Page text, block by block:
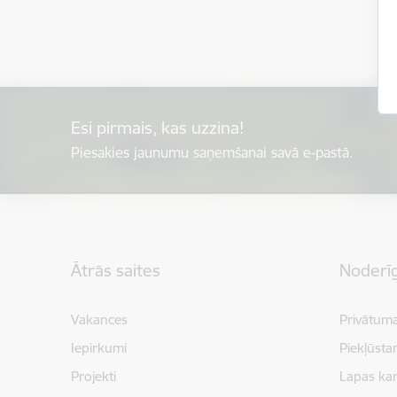
Esi pirmais, kas uzzina!
Piesakies jaunumu saņemšanai savā e-pastā.
Ātrās saites
Vakances
Iepirkumi
Projekti
Lapas